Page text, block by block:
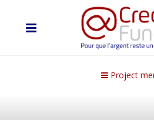
Project